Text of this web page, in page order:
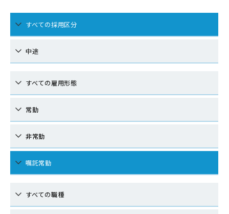
すべての採用区分
中途
すべての雇用形態
常勤
非常勤
嘱託常勤
すべての職種